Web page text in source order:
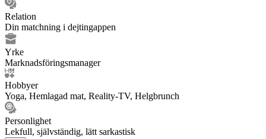
Relation
Din matchning i dejtingappen
Yrke
Marknadsföringsmanager
Hobbyer
Yoga, Hemlagad mat, Reality-TV, Helgbrunch
Personlighet
Lekfull, självständig, lätt sarkastisk